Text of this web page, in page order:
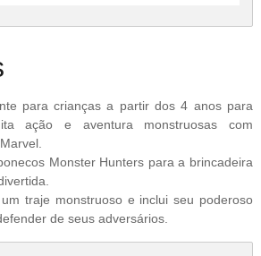
para crianças a partir dos 4 anos para
ação e aventura monstruosas com
Monster Hunters para a brincadeira
traje monstruoso e inclui seu poderoso
de seus adversários.